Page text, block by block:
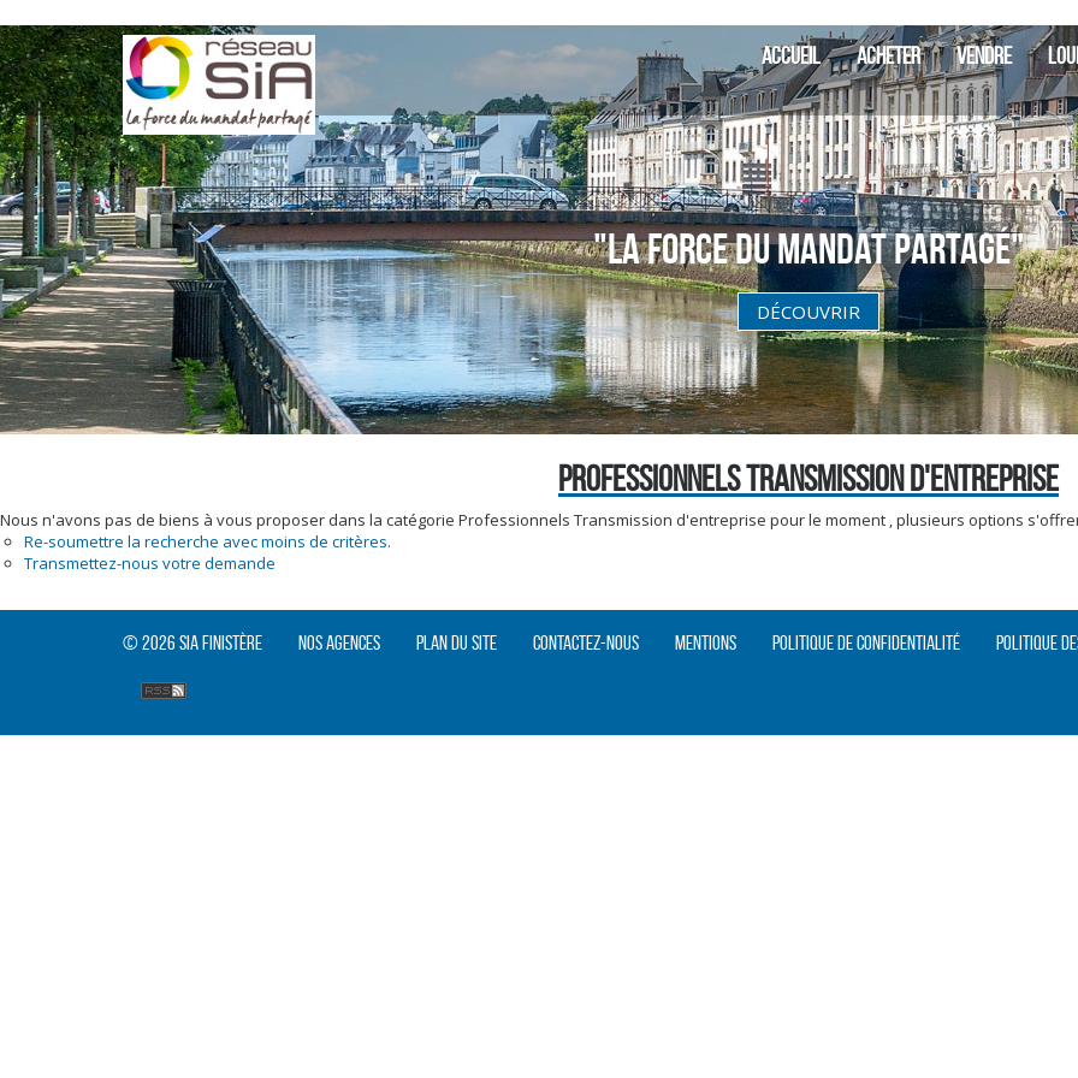
ACCUEIL ACHETER VENDRE
"La Force du Mandat partagé"
DÉCOUVRIR
PROFESSIONNELS TRANSMISSION D'ENTREPRISE
Nous n'avons pas de biens à vous proposer dans la catégorie Professionnels Transmission d'entreprise pour le moment , plusieurs options
Re-soumettre la recherche avec moins de critères.
Transmettez-nous votre demande
© 2026 SIA Finistère Nos agences Plan du site Contactez-nous Mentions Politique de confidentialité Politique